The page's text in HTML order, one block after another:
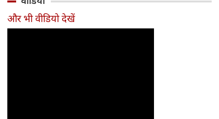
दूर करेगा खास फीचरstandard
feature
सेफ? ऑटोमोबाइल
और भी वीडियो देखें